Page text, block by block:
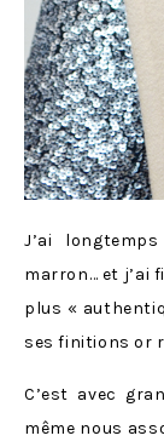
J’ai
marron… et j’ai
plus «
ses finitions or
C’est avec
même nous